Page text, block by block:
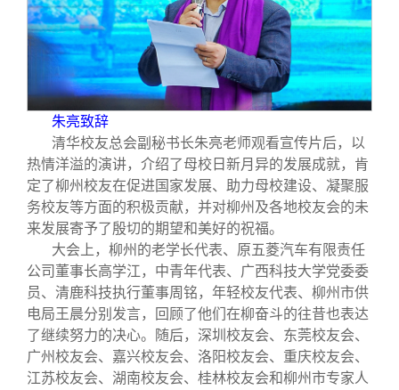
朱亮致辞
清华校友总会副秘书长朱亮老师观看宣传片后，以
热情洋溢的演讲，介绍了母校日新月异的发展成就，肯
定了柳州校友在促进国家发展、助力母校建设、凝聚服
务校友等方面的积极贡献，并对柳州及各地校友会的未
来发展寄予了殷切的期望和美好的祝福。
大会上，柳州的老学长代表、原五菱汽车有限责任
公司董事长高学江，中青年代表、广西科技大学党委委
员、清鹿科技执行董事周铭，年轻校友代表、柳州市供
电局王晨分别发言，回顾了他们在柳奋斗的往昔也表达
了继续努力的决心。随后，深圳校友会、东莞校友会、
广州校友会、嘉兴校友会、洛阳校友会、重庆校友会、
江苏校友会、湖南校友会、桂林校友会和柳州市专家人